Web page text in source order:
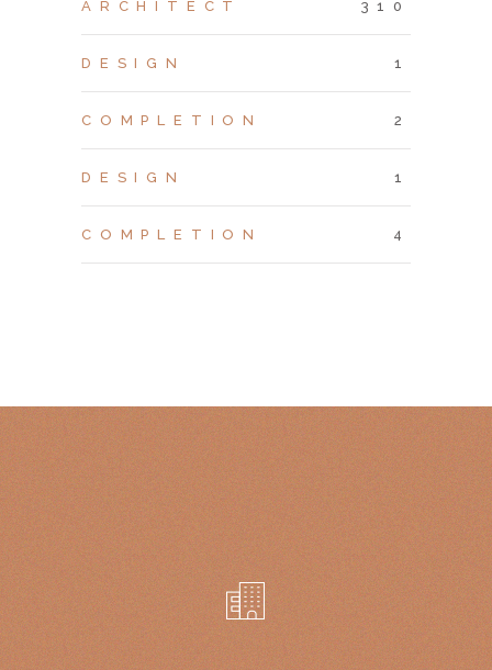
ARCHITECT 310
DESIGN 1
COMPLETION 2
DESIGN 1
COMPLETION 4